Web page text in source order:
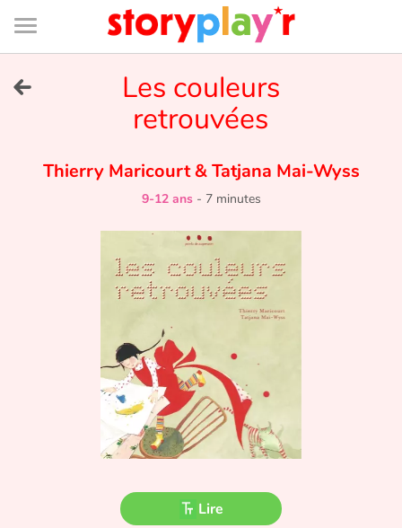
Connexion
Bibliothèque
de
page
Tester gratuitement
Bibliothèque
Contes d'ici et d'ailleurs
Fable, mythe, littérature et poésie
Princesses et princes, rois, reines et dragons
Ogres, monstres et sorcières
Les couleurs
retrouvées
Thierry Maricourt&Tatjana Mai-Wyss
9-12 ans- 7 minutes
Lire